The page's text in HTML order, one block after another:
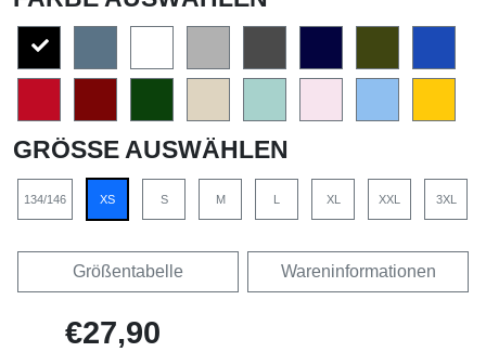
GRÖSSE AUSWÄHLEN
134/146 XS S M XL XXL 3XL
Größentabelle Wareninformationen
€27,90